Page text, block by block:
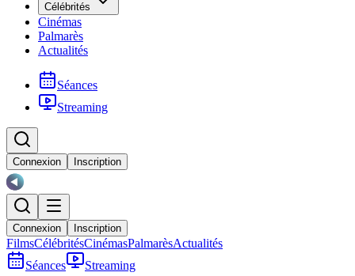
Célébrités
Cinémas
Palmarès
Actualités
Séances
Streaming
Connexion Inscription
Connexion Inscription
FilmsCélébritésCinémasPalmarèsActualités
Séances
Streaming